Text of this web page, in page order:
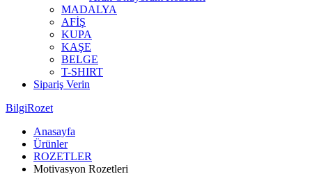
MADALYA
AFİŞ
KUPA
KAŞE
BELGE
T-SHIRT
Sipariş Verin
BilgiRozet
Anasayfa
Ürünler
ROZETLER
Motivasyon Rozetleri